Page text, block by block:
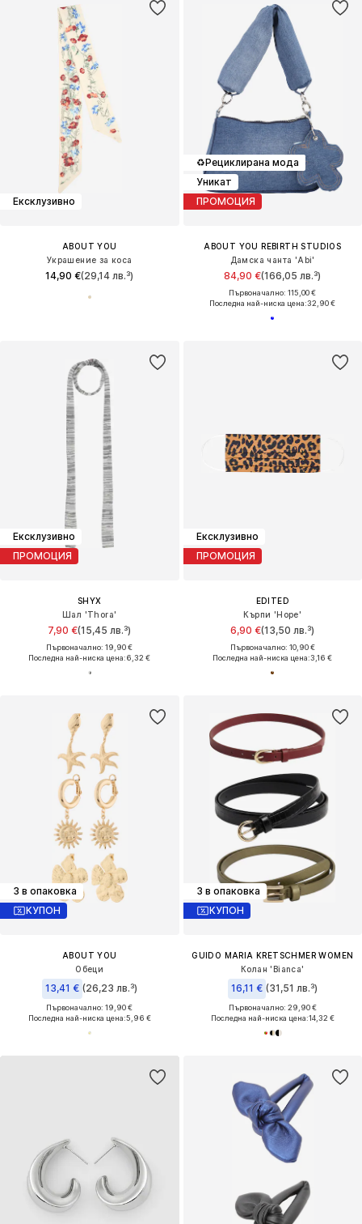
Ексклузивно
ABOUT YOU
Украшение за коса
14,90 €(29,14 лв.³)
♻️Рециклирана мода
Уникат
ПРОМОЦИЯ
ABOUT YOU REBIRTH STUDIOS
Дамска чанта 'Abi'
84,90 €(166,05 лв.³)
Първоначално: 115,00 €
Последна най-ниска цена:32,90 €
Ексклузивно
ПРОМОЦИЯ
SHYX
Шал 'Thora'
7,90 €(15,45 лв.³)
Първоначално: 19,90 €
Последна най-ниска цена:6,32 €
Ексклузивно
ПРОМОЦИЯ
EDITED
Кърпи 'Hope'
6,90 €(13,50 лв.³)
Първоначално: 10,90 €
Последна най-ниска цена:3,16 €
3 в опаковка
КУПОН
ABOUT YOU
Обеци
13,41 € (26,23 лв.³)
Първоначално: 19,90 €
Последна най-ниска цена:5,96 €
3 в опаковка
КУПОН
GUIDO MARIA KRETSCHMER WOMEN
Колан 'Bianca'
16,11 € (31,51 лв.³)
Първоначално: 29,90 €
Последна най-ниска цена:14,32 €